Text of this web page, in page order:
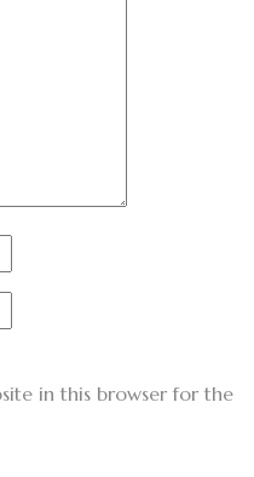
in this browser for the